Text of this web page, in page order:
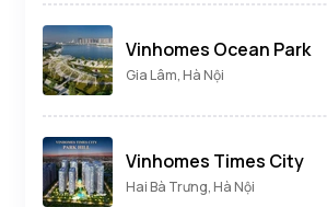
Vinhomes Ocean Park
Gia Lâm, Hà Nội
Vinhomes Times City
Hai Bà Trưng, Hà Nội